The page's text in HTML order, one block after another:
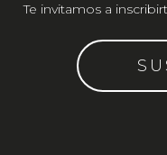
Te invitamos a